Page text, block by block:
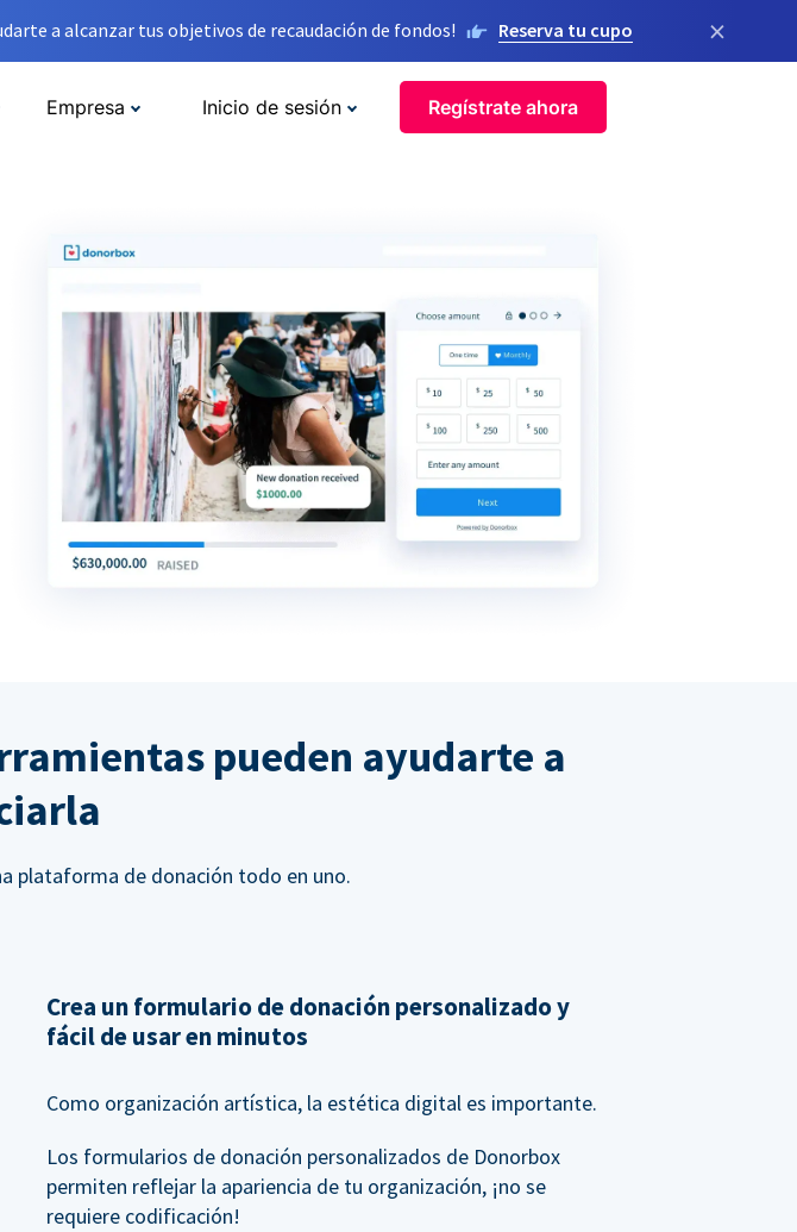
a alcanzar tus objetivos de recaudación de fondos! Reserva tu cupo ×
Empresa Inicio de sesión Regístrate ahora
pueden ayudarte a
plataforma de donación todo en uno.
Crea un formulario de donación personalizado y
fácil de usar en minutos
Como organización artística, la estética digital es importante.
Los formularios de donación personalizados de Donorbox
permiten reflejar la apariencia de tu organización, ¡no se
requiere codificación!